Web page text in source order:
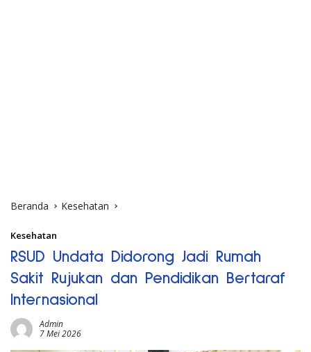
Beranda Kesehatan
Kesehatan
RSUD Undata Didorong Jadi Rumah
Sakit Rujukan dan Pendidikan Bertaraf
Internasional
Admin
7 Mei 2026